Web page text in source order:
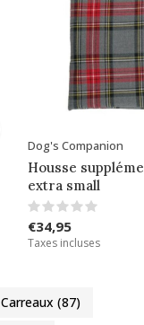
Dog's Companion
Housse
extra small
€34,95
Taxes incluses
Carreaux (87)